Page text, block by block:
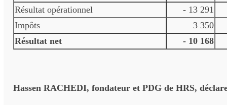
Résultat opérationnel
- 13 291
Impôts
3 350
Résultat net
- 10 168
Hassen RACHEDI, fondateur et PDG de HRS,